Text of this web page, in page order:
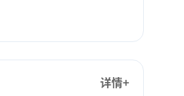
详情+